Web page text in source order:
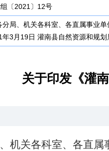
〔2021〕12号
分局、机关各科室、各直属事业
年3月19日 灌南县自然资源和规
关于印发《灌
机关各科室、各直属